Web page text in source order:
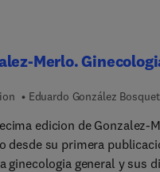
Merlo.
Eduardo González Bosquet
edicion de Gonzalez-
desde su primera
ginecologia general y sus